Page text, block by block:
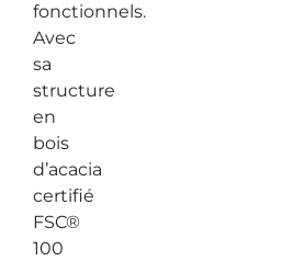
fonctionnels.
Avec
sa
structure
en
bois
d’acacia
certifié
FSC®
100